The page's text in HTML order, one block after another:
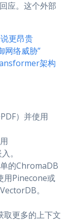
应。这个外部
更昂贵
网络威胁”
架构
）并使用
。
的ChromaDB
用Pinecone或
。
取更多的上下文